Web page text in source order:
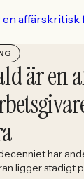
är en
har
ligger stadigt